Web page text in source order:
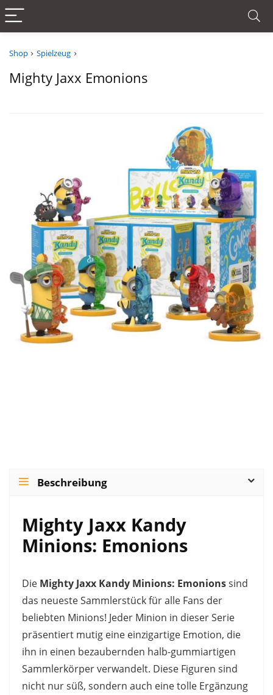
Shop Spielzeug
Mighty Jaxx Emonions
Beschreibung
Mighty Jaxx Kandy
Minions: Emonions
Die Mighty Jaxx Kandy Minions: Emonionssind
das neueste Sammlerstück für alle Fans der
beliebten Minions! Jeder Minion in dieser Serie
präsentiert mutig eine einzigartige Emotion, die
ihn in einen bezaubernden halb-gummiartigen
Sammlerkörper verwandelt. Diese Figuren sind
nicht nur süß, sondern auch eine tolle Ergänzung